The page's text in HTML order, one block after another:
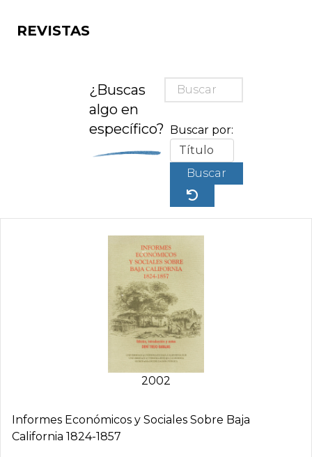
REVISTAS
¿Buscas
algo en
específico?
Buscar por:
Buscar
2002
Informes Económicos y Sociales Sobre Baja
California 1824-1857